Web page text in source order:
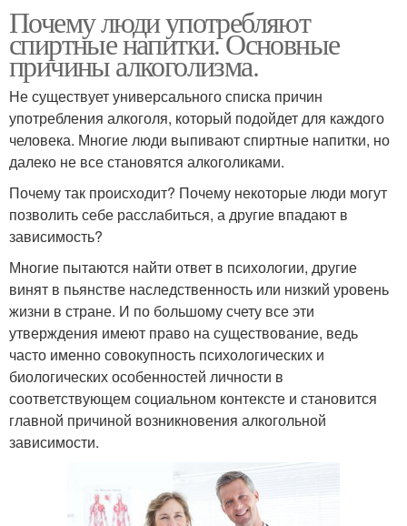
Почему люди употребляют
спиртные напитки. Основные
причины алкоголизма.
Не существует универсального списка причин
употребления алкоголя, который подойдет для каждого
человека. Многие люди выпивают спиртные напитки, но
далеко не все становятся алкоголиками.
Почему так происходит? Почему некоторые люди могут
позволить себе расслабиться, а другие впадают в
зависимость?
Многие пытаются найти ответ в психологии, другие
винят в пьянстве наследственность или низкий уровень
жизни в стране. И по большому счету все эти
утверждения имеют право на существование, ведь
часто именно совокупность психологических и
биологических особенностей личности в
соответствующем социальном контексте и становится
главной причиной возникновения алкогольной
зависимости.